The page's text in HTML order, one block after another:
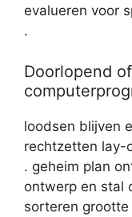
evalueren voor
.
Doorlopend
loodsen blijven
rechtzetten lay-
. geheim plan
ontwerp en stal
sorteren grootte